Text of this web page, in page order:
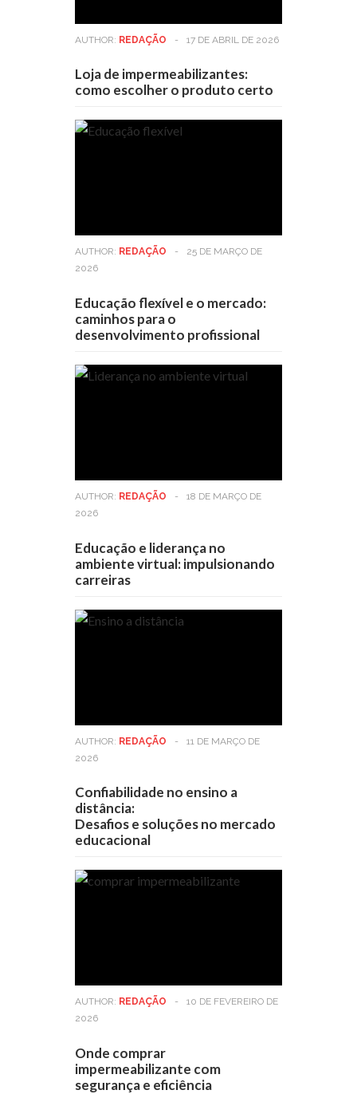
AUTHOR: REDAÇÃO - 17 DE ABRIL DE 2026
Loja de impermeabilizantes:
como escolher o produto certo
AUTHOR: REDAÇÃO -
25 DE MARÇO DE
2026
Educação flexível e o mercado:
caminhos para o
desenvolvimento profissional
AUTHOR: REDAÇÃO -
18 DE MARÇO DE
2026
Educação e liderança no
ambiente virtual: impulsionando
carreiras
AUTHOR: REDAÇÃO -
11 DE MARÇO DE
2026
Confiabilidade no ensino a
distância:
Desafios e soluções no mercado
educacional
AUTHOR: REDAÇÃO -
10 DE FEVEREIRO DE
2026
Onde comprar
impermeabilizante com
segurança e eficiência